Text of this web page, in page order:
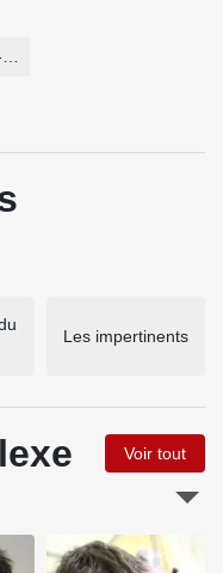
Les impertinents
Voir tout